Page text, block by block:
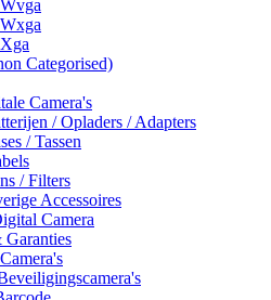
Categorised)
Camera's
/ Opladers / Adapters
/ Tassen
/ Filters
Accessoires
Camera
Garanties